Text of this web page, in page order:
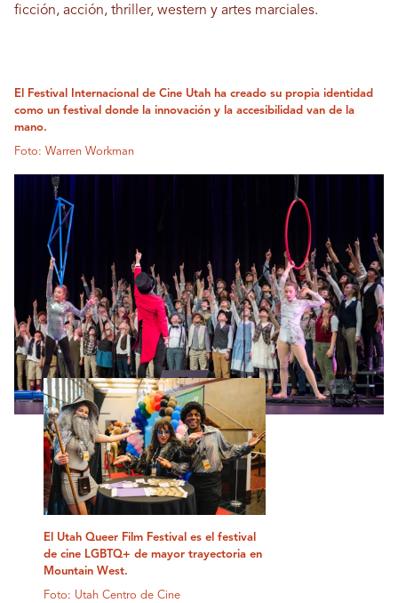
ficción, acción, thriller, western y artes marciales.
El Utah Queer Film Festival es el festival
de cine LGBTQ+ de mayor trayectoria en
Mountain West.
Foto: Utah Centro de Cine
El Festival Internacional de Cine Utah ha creado su propia identidad
como un festival donde la innovación y la accesibilidad van de la
mano.
Foto: Warren Workman